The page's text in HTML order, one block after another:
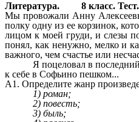
Литература. 8 класс.
Мы провожали Анну
полку одну из ее корзинок,
лицом к моей груди, и слезы
понял, как ненужно, мелко и
важного, чем счастье или
Я поцеловал в
к себе в Софьино пешком...
А1. Определите жанр
1) роман;
2) повесть;
3) быль;